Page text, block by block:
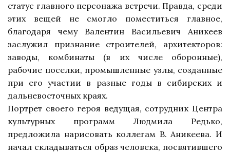
статус главного персонажа встречи. Правда, среди
этих вещей не смогло поместиться главное,
благодаря чему Валентин Васильевич Аникеев
заслужил признание строителей, архитекторов:
заводы, комбинаты (в их числе оборонные),
рабочие поселки, промышленные узлы, созданные
при его участии в разные годы в сибирских и
дальневосточных краях.
Портрет своего героя ведущая, сотрудник Центра
культурных программ Людмила Редько,
предложила нарисовать коллегам В. Аникеева. И
начал складываться образ человека, посвятившего